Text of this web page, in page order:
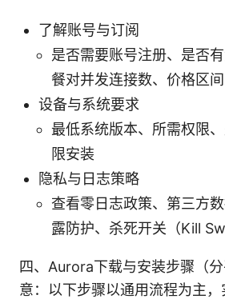
了解账号与订阅
是否需要账号注册、是否
餐对并发连接数、价格区间
设备与系统要求
最低系统版本、所需权限
限安装
隐私与日志策略
查看零日志政策、第三方
露防护、杀死开关（Kill
四、Aurora下载与安装步骤（
意：以下步骤以通用流程为主